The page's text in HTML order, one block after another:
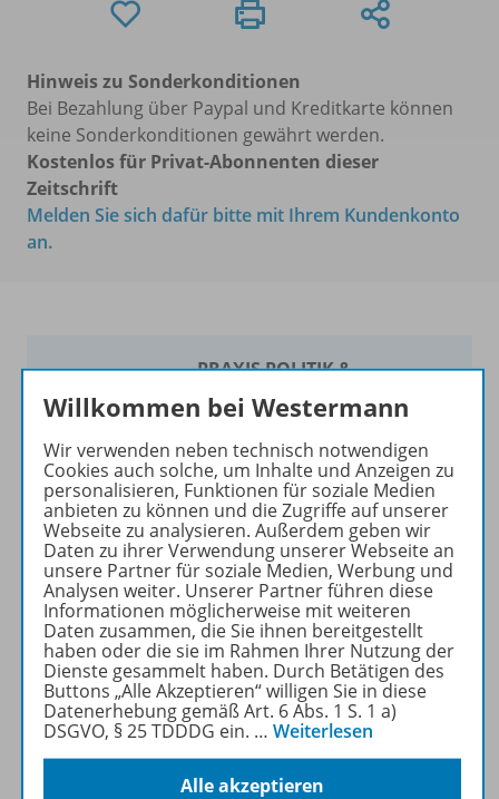
Hinweis zu Sonderkonditionen
Bei Bezahlung über Paypal und Kreditkarte können
keine Sonderkonditionen gewährt werden.
Kostenlos für Privat-Abonnenten dieser
Zeitschrift
Melden Sie sich dafür bitte mit Ihrem Kundenkonto
an.
PRAXIS POLITIK &
wichtigsten Seiten:
zu den Abo-Angeboten
zum Zeitschriftenkiosk
zum Online-Archiv
Mehr zur Zeitschrift
Informationen
Willkommen bei Westermann
Wir verwenden neben technisch notwendigen
Cookies auch solche, um Inhalte und Anzeigen zu
personalisieren, Funktionen für soziale Medien
anbieten zu können und die Zugriffe auf unserer
Webseite zu analysieren. Außerdem geben wir
Daten zu ihrer Verwendung unserer Webseite an
unsere Partner für soziale Medien, Werbung und
Analysen weiter. Unserer Partner führen diese
Informationen möglicherweise mit weiteren
Daten zusammen, die Sie ihnen bereitgestellt
haben oder die sie im Rahmen Ihrer Nutzung der
Dienste gesammelt haben. Durch Betätigen des
Buttons „Alle Akzeptieren“ willigen Sie in diese
Datenerhebung gemäß Art. 6 Abs. 1 S. 1 a)
DSGVO, § 25 TDDDG ein. … Weiterlesen
Alle akzeptieren